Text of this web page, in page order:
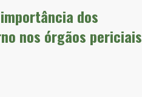
dos
nos órgãos periciais